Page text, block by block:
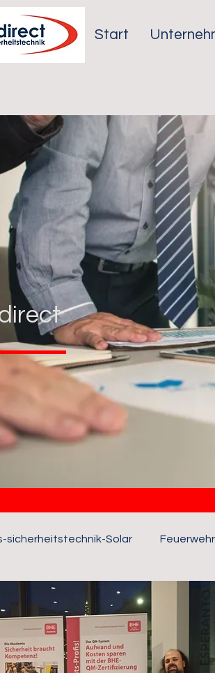
Start
sicherheitstechnik-Solar Feuerwehr